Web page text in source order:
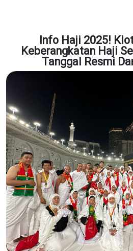
Info Haji 2025!
Keberangkatan Haji
Tanggal Resmi